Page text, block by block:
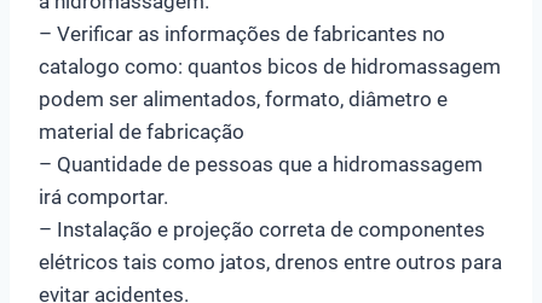
– Verificar as informações de fabricantes no
catalogo como: quantos bicos de hidromassagem
podem ser alimentados, formato, diâmetro e
material de fabricação
– Quantidade de pessoas que a hidromassagem
irá comportar.
– Instalação e projeção correta de componentes
elétricos tais como jatos, drenos entre outros para
evitar acidentes.